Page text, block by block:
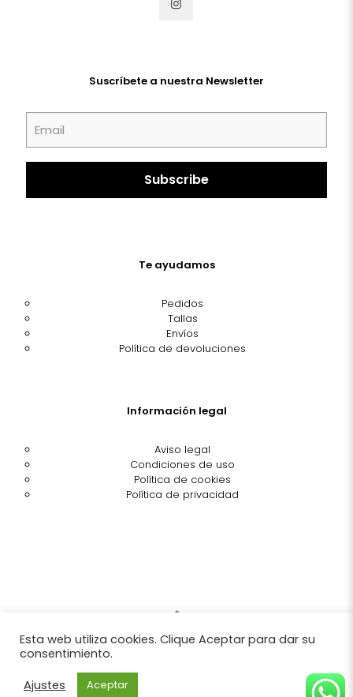
Suscríbete a nuestra Newsletter
Te ayudamos
Pedidos
Tallas
Envíos
Política de devoluciones
Información legal
Aviso legal
Condiciones de uso
Política de cookies
Política de privacidad
© Blaucel Corsetería | Todos los derechos reservados |
Esta web utiliza cookies. Clique Aceptar para dar su
consentimiento.
Ajustes
Aceptar